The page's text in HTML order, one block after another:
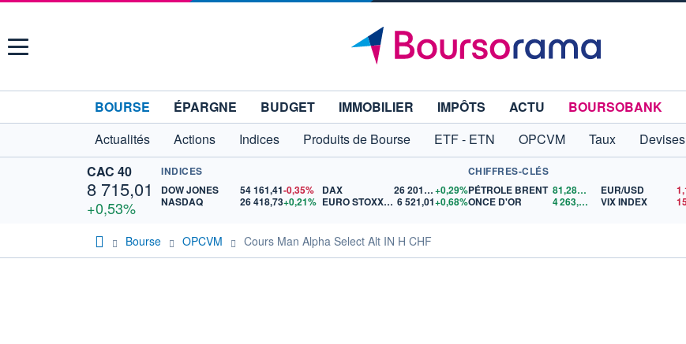
Menu
BOURSE ÉPARGNE BUDGET IMMOBILIER IMPÔTS ACTU
BOURSOBANK
Actualités
Actions Indices Produits de Bourse ETF - ETN OPCVM Taux Devises
CAC 40
8 715,01
+0,53%
INDICES
DOW JONES
54 161,41-0,35%
NASDAQ
26 418,73+0,21%
DAX 26 201,62+0,29%
EURO STOXX 50 6 521,01+0,68%
CHIFFRES-CLÉS
PÉTROLE BRENT
81,28
$US
ONCE D'OR
4 263,20 $US
EUR/USD
VIX INDEX
Bourse OPCVM Cours Man Alpha Select Alt IN H CHF